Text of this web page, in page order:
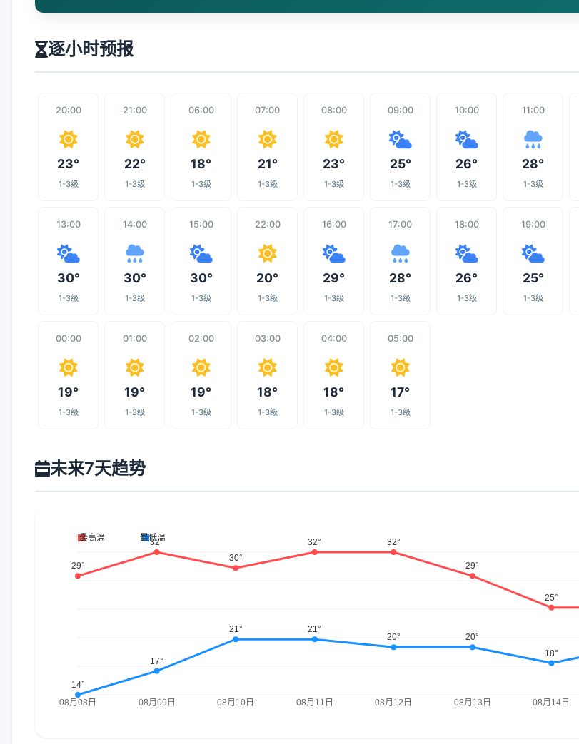
逐小时预报
20:00
23°
1-3级
21:00
22°
1-3级
06:00
18°
1-3级
07:00
21°
1-3级
08:00
23°
1-3级
09:00
25°
1-3级
10:00
26°
1-3级
11:00
28°
1-3级
13:00
30°
1-3级
14:00
30°
1-3级
15:00
30°
1-3级
22:00
20°
1-3级
16:00
29°
1-3级
17:00
28°
1-3级
18:00
26°
1-3级
19:00
25°
1-3级
00:00
19°
1-3级
01:00
19°
1-3级
02:00
19°
1-3级
03:00
18°
1-3级
04:00
18°
1-3级
05:00
17°
1-3级
未来7天趋势